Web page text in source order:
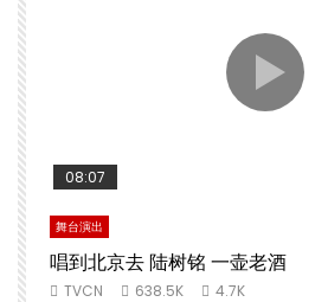
Watch Later
08:07
舞台演出
唱到北京去 陆树铭 一壶老酒
TVCN 638.5K 4.7K